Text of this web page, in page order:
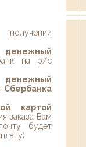
денежный
на р/с
денежный
Сбербанка
картой
заказа Вам
будет